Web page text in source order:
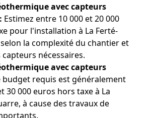
avec capteurs
Estimez entre 10 000 et 20 000
pour l'installation à La Ferté-
la complexité du chantier et
nécessaires.
avec capteurs
budget requis est généralement
30 000 euros hors taxe à La
à cause des travaux de